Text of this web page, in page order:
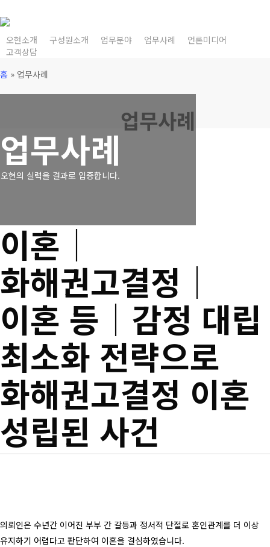
to
main
content
오현소개 구성원소개 업무분야 업무사례
언론미디어
고객상담
홈 » 업무사례
업무사례
오현의 실력을 결과로 입증합니다.
업무사례
이혼│
화해권고결정│
이혼 등│감정 대립
최소화 전략으로
화해권고결정 이혼
성립된 사건
의뢰인은 수년간 이어진 부부 간 갈등과 정서적 단절로 혼인관계를 더 이상
유지하기 어렵다고 판단하여 이혼을 결심하였습니다.